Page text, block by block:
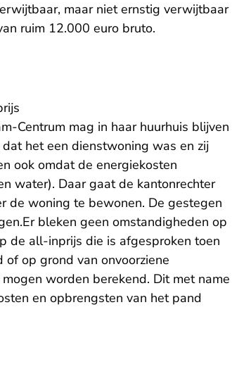
maar niet ernstig verwijtbaar
ruim 12.000 euro bruto.
Centrum mag in haar huurhuis blijven
het een dienstwoning was en zij
ook omdat de energiekosten
water). Daar gaat de kantonrechter
de woning te bewonen. De gestegen
bleken geen omstandigheden op
de all-inprijs die is afgesproken toen
op grond van onvoorziene
worden berekend. Dit met name
en opbrengsten van het pand